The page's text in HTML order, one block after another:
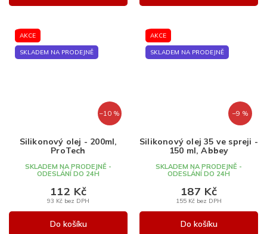
AKCE
SKLADEM NA PRODEJNĚ
–10 %
Silikonový olej - 200ml,
ProTech
SKLADEM NA PRODEJNĚ -
ODESLÁNÍ DO 24H
93 Kč bez DPH
112 Kč
Do košíku
AKCE
SKLADEM NA PRODEJNĚ
–9 %
Silikonový olej 35 ve spreji -
150 ml, Abbey
SKLADEM NA PRODEJNĚ -
ODESLÁNÍ DO 24H
155 Kč bez DPH
187 Kč
Do košíku